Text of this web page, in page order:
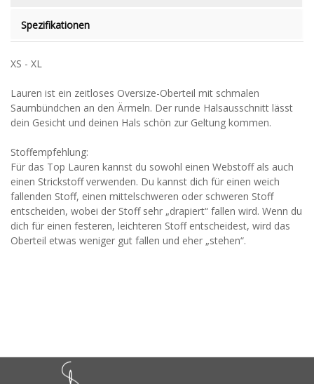
Spezifikationen
XS - XL
Lauren ist ein zeitloses Oversize-Oberteil mit schmalen
Saumbündchen an den Ärmeln. Der runde Halsausschnitt lässt
dein Gesicht und deinen Hals schön zur Geltung kommen.
Stoffempfehlung:
Für das Top Lauren kannst du sowohl einen Webstoff als auch
einen Strickstoff verwenden. Du kannst dich für einen weich
fallenden Stoff, einen mittelschweren oder schweren Stoff
entscheiden, wobei der Stoff sehr „drapiert“ fallen wird. Wenn du
dich für einen festeren, leichteren Stoff entscheidest, wird das
Oberteil etwas weniger gut fallen und eher „stehen“.